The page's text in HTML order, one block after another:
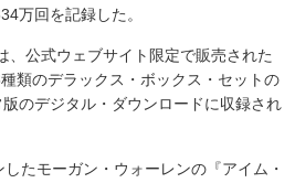
万回を記録した。
公式ウェブサイト限定で販売された
類のデラックス・ボックス・セットの
のデジタル・ダウンロードに収録され
たモーガン・ウォーレンの『アイム・